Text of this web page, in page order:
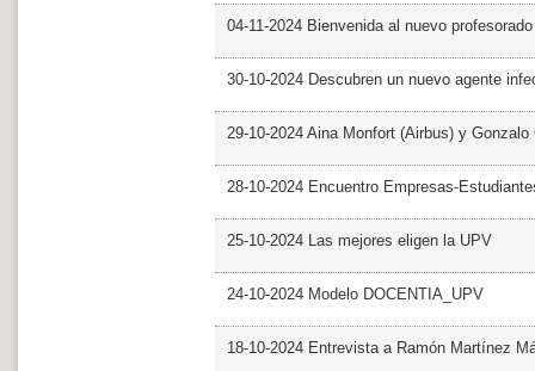
04-11-2024 Bienvenida al nuevo profesorado
30-10-2024 Descubren un nuevo agente
29-10-2024 Aina Monfort (Airbus) y
28-10-2024 Encuentro Empresas-
25-10-2024 Las mejores eligen la UPV
24-10-2024 Modelo DOCENTIA_UPV
18-10-2024 Entrevista a Ramón Martínez